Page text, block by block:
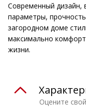
Современный дизайн,
параметры,
загородном доме
максимально
жизни.
Оцените